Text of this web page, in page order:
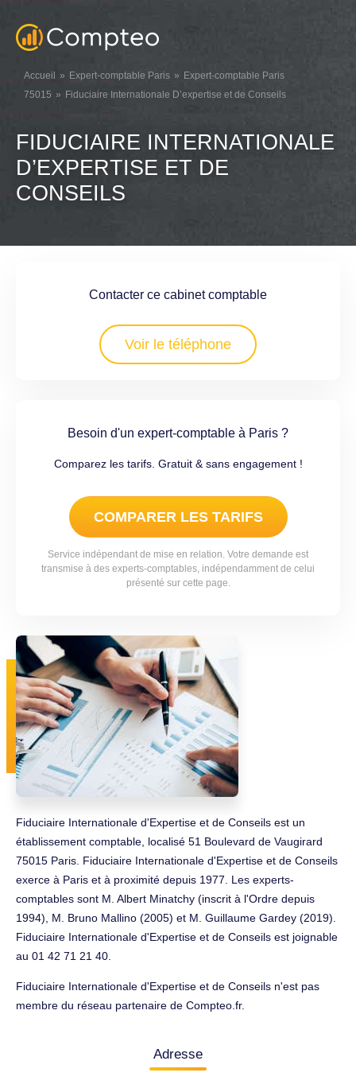
Accueil Expert-comptable Paris
Expert-comptable Paris
75015
Fiduciaire Internationale D’expertise et de Conseils
FIDUCIAIRE INTERNATIONALE
D’EXPERTISE ET DE
CONSEILS
Contacter ce cabinet comptable
Voir le téléphone
Besoin d'un expert-comptable à Paris ?
Comparez les tarifs. Gratuit & sans engagement !
COMPARER LES TARIFS
Service indépendant de mise en relation. Votre demande est
transmise à des experts-comptables, indépendamment de celui
présenté sur cette page.
Fiduciaire Internationale d'Expertise et de Conseils est un
établissement comptable, localisé 51 Boulevard de Vaugirard
75015 Paris. Fiduciaire Internationale d'Expertise et de Conseils
exerce à Paris et à proximité depuis 1977. Les experts-
comptables sont M. Albert Minatchy (inscrit à l'Ordre depuis
1994), M. Bruno Mallino (2005) et M. Guillaume Gardey (2019).
Fiduciaire Internationale d'Expertise et de Conseils est joignable
au 01 42 71 21 40.
Fiduciaire Internationale d'Expertise et de Conseils n'est pas
membre du réseau partenaire de Compteo.fr.
Adresse